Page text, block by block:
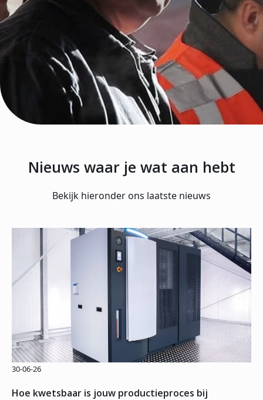
Nieuws waar je wat aan hebt
Bekijk hieronder ons laatste nieuws
Hoe kwetsbaar is jouw productieproces bij
30-06-26